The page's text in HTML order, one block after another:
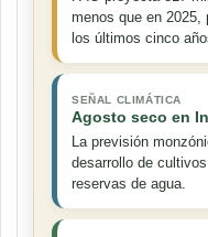
menos que en 2025,
los últimos cinco
SEÑAL CLIMÁTICA
Agosto seco en
La previsión
desarrollo de
reservas de agua.